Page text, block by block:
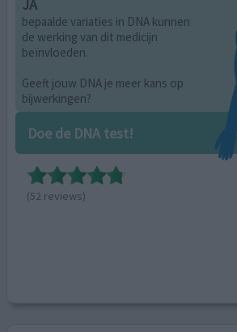
JA
bepaalde variaties in DNA kunnen
de werking van dit medicijn
beïnvloeden.
Geeft jouw DNA je meer kans op
bijwerkingen?
Doe de DNA test!
(52 reviews)